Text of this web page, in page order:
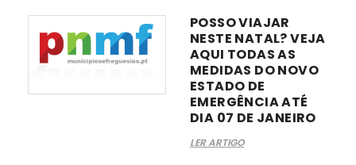
POSSO VIAJAR
NESTE NATAL? VEJA
AQUI TODAS AS
MEDIDAS DO NOVO
ESTADO DE
EMERGÊNCIA ATÉ
DIA 07 DE JANEIRO
LER ARTIGO